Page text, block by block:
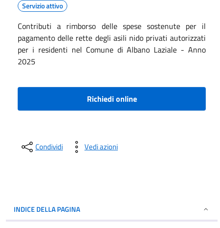
Servizio attivo
Contributi a rimborso delle spese sostenute per il
pagamento delle rette degli asili nido privati autorizzati
per i residenti nel Comune di Albano Laziale - Anno
2025
Richiedi online
Condividi Vedi azioni
INDICE DELLA PAGINA